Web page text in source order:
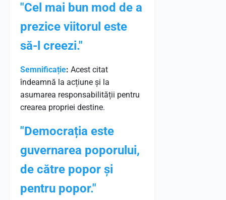
"Cel mai bun mod de a
prezice viitorul este
să-l creezi."
Semnificație: Acest citat
îndeamnă la acțiune și la
asumarea responsabilității pentru
crearea propriei destine.
"Democrația este
guvernarea poporului,
de către popor și
pentru popor."